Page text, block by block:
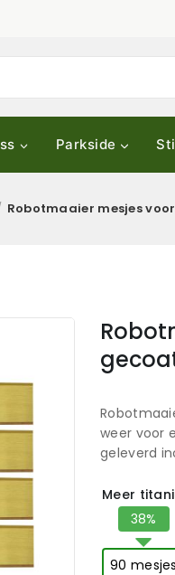
Parkside
Robotmaaier mesjes
weer voor
geleverd
Meer
90 mesjes